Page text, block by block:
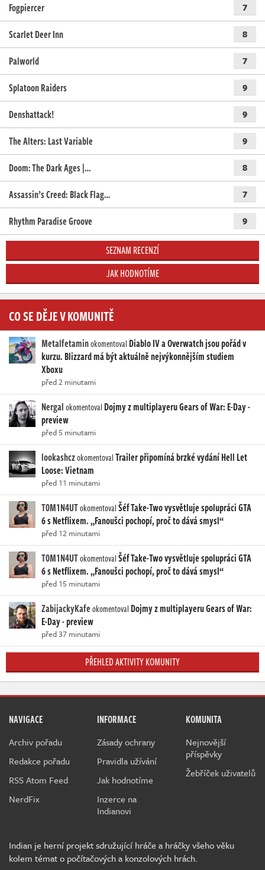
Fogpiercer
7
Scarlet Deer Inn 8
Palworld 7
Splatoon Raiders 9
Denshattack! 9
The Alters: Last Variable 9
Doom: The Dark Ages |… 8
Assassin’s Creed: Black Flag… 7
Rhythm Paradise Groove 9
SEZNAM RECENZÍ
JAK HODNOTÍME
CO SE DĚJE V KOMUNITĚ
Metalfetaminokomentoval Diablo IV a Overwatch jsou pořád v
kurzu. Blizzard má být aktuálně nejvýkonnějším studiem
Xboxu
před 2 minutami
Nergalokomentoval Dojmy z multiplayeru Gears of War: E-Day -
preview
před 5 minutami
lookashczokomentovalTrailer připomíná brzké vydání Hell Let
Loose: Vietnam
před 11 minutami
T0M1N4UTokomentovalŠéf Take-Two vysvětluje spolupráci GTA
6 s Netflixem. „Fanoušci pochopí, proč to dává smysl“
před 12 minutami
T0M1N4UTokomentovalŠéf Take-Two vysvětluje spolupráci GTA
6 s Netflixem. „Fanoušci pochopí, proč to dává smysl“
před 15 minutami
ZabijackyKafeokomentoval Dojmy z multiplayeru Gears of War:
E-Day - preview
před 37 minutami
PŘEHLED AKTIVITY KOMUNITY
NAVIGACE
Archiv pořadu
Redakce pořadu
RSS Atom Feed
NerdFix
INFORMACE
Zásady ochrany
Pravidla užívání
Jak hodnotíme
Inzerce na
Indianovi
KOMUNITA
Nejnovější
příspěvky
Žebříček uživatelů
Indian je herní projekt sdružující hráče a hráčky všeho věku
kolem témat o počítačových a konzolových hrách.